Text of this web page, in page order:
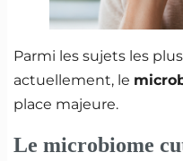
Parmi les sujets les
actuellement, le
place majeure.
Le microbiome